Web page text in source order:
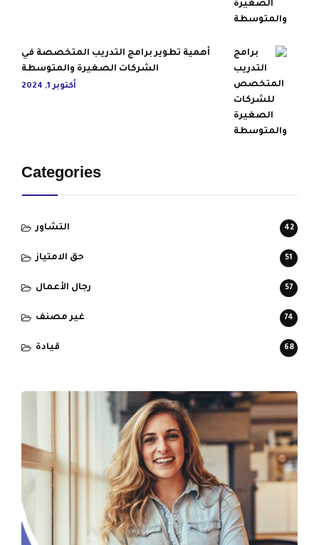
أهمية تطوير برامج التدريب المتخصصة في
الشركات الصغيرة والمتوسطة
أكتوبر 1, 2024
Categories
التشاور 42
حق الامتياز 51
رجال الأعمال 57
غير مصنف 74
قيادة 68